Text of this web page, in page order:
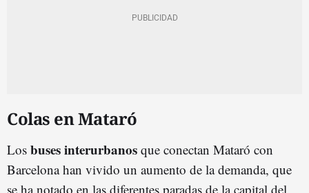
Colas en Mataró
Los buses interurbanos que conectan Mataró con
Barcelona han vivido un aumento de la demanda, que
se ha notado en las diferentes paradas de la capital del